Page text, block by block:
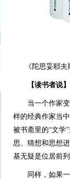
《陀思妥耶
【读书者说
当一个作家变
样的经典作家当
被书斋里的“文学
思、猜想和思想
基无疑是位居前列
同样，如果一